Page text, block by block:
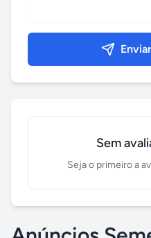
Sem
Seja o primeiro a